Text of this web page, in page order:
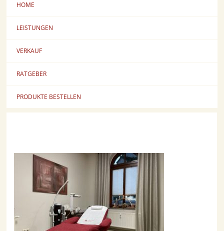
HOME
LEISTUNGEN
VERKAUF
RATGEBER
PRODUKTE BESTELLEN